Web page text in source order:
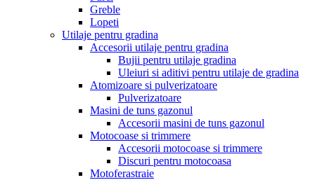
Greble
Lopeti
Utilaje pentru gradina
Accesorii utilaje pentru gradina
Bujii pentru utilaje gradina
Uleiuri si aditivi pentru utilaje de gradina
Atomizoare si pulverizatoare
Pulverizatoare
Masini de tuns gazonul
Accesorii masini de tuns gazonul
Motocoase si trimmere
Accesorii motocoase si trimmere
Discuri pentru motocoasa
Motoferastraie